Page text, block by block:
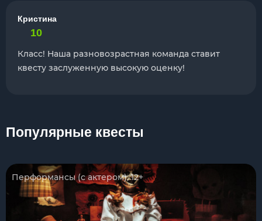
Кристина
10
Класс! Наша разновозрастная команда ставит
квесту заслуженную высокую оценку!
Популярные квесты
Перформансы (с актером), 12+